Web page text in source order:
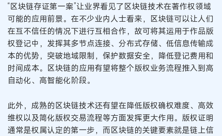
“区块链存证第一案”让业界看见了区块链技术在著作权领域
可能的应用前景。在不少业内人士看来，区块链可以让人们
在互不信任的情况下进行互相合作，故可将其运用于作品版
权登记中，发挥其多节点连接、分布式存储、低信息传输成
本的优势，突破地域限制，保护数据安全，降低登记费用和
时间成本。区块链的应用有望将整个版权业务流程推入到高
自动化、高智能化阶段。
此外，成熟的区块链技术还有望在降低版权确权难度、高效
维权以及简化版权交易流程等方面发挥更大作用。版权证明
通常是权属认定的第一步，而区块链的关键要素就是链上信